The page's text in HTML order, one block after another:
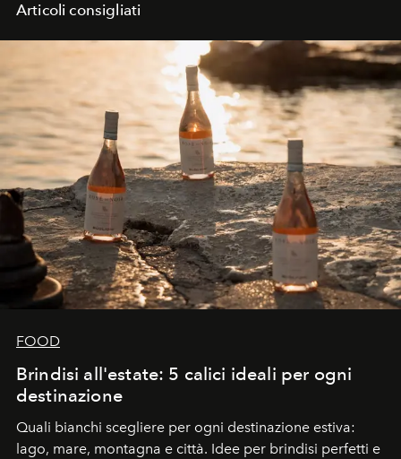
Articoli consigliati
FOOD
Brindisi all'estate: 5 calici ideali per ogni
destinazione
Quali bianchi scegliere per ogni destinazione estiva:
lago, mare, montagna e città. Idee per brindisi perfetti e